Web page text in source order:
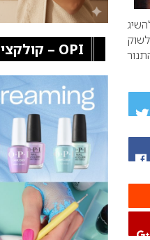
OPI – קולקציית אביב 25